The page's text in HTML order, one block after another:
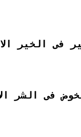
فى الخير
فى الشر